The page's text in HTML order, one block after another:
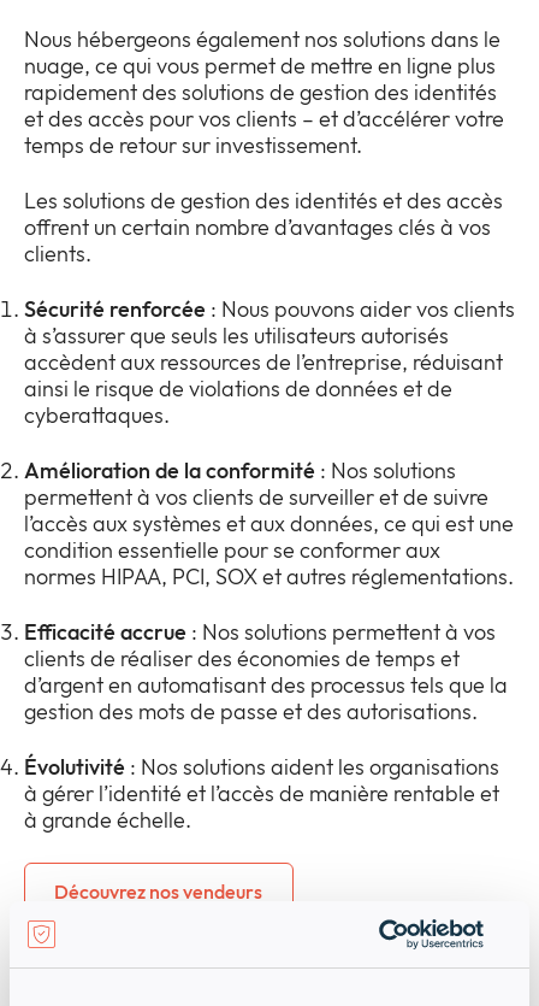
Nous hébergeons également nos solutions dans le
nuage, ce qui vous permet de mettre en ligne plus
rapidement des solutions de gestion des identités
et des accès pour vos clients – et d’accélérer votre
temps de retour sur investissement.
Les solutions de gestion des identités et des accès
offrent un certain nombre d’avantages clés à vos
clients.
Sécurité renforcée : Nous pouvons aider vos clients
à s’assurer que seuls les utilisateurs autorisés
accèdent aux ressources de l’entreprise, réduisant
ainsi le risque de violations de données et de
cyberattaques.
Amélioration de la conformité : Nos solutions
permettent à vos clients de surveiller et de suivre
l’accès aux systèmes et aux données, ce qui est une
condition essentielle pour se conformer aux
normes HIPAA, PCI, SOX et autres réglementations.
Efficacité accrue : Nos solutions permettent à vos
clients de réaliser des économies de temps et
d’argent en automatisant des processus tels que la
gestion des mots de passe et des autorisations.
Évolutivité : Nos solutions aident les organisations
à gérer l’identité et l’accès de manière rentable et
à grande échelle.
Découvrez nos vendeurs